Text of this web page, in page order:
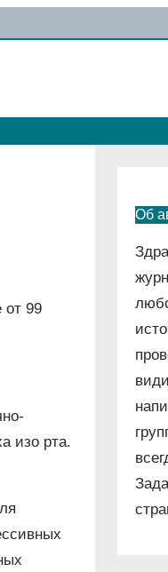
от 99
изо рта.
Об